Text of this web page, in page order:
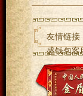
友情链接
盛钱包客
imToken
TP钱包